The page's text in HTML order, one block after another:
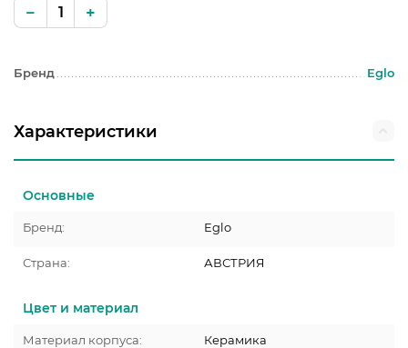
+
−
Бренд Eglo
Характеристики
Основные
Бренд: Eglo
Страна: АВСТРИЯ
Цвет и материал
Материал корпуса: Керамика
НОВОГОДНИЕ ТОВАРЫ